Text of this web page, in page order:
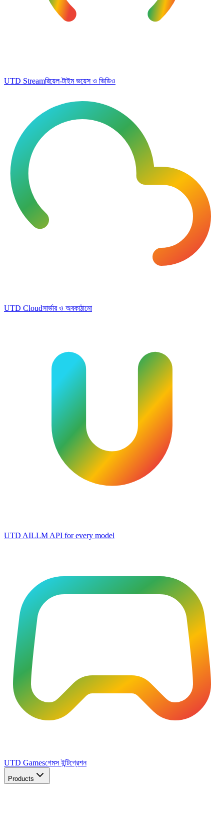
UTD Streamরিয়েল-টাইম ভয়েস ও ভিডিও
UTD Cloudসার্ভার ও অবকাঠামো
UTD AILLM API for every model
UTD Gamesগেমস ইন্টিগ্রেশন
Products